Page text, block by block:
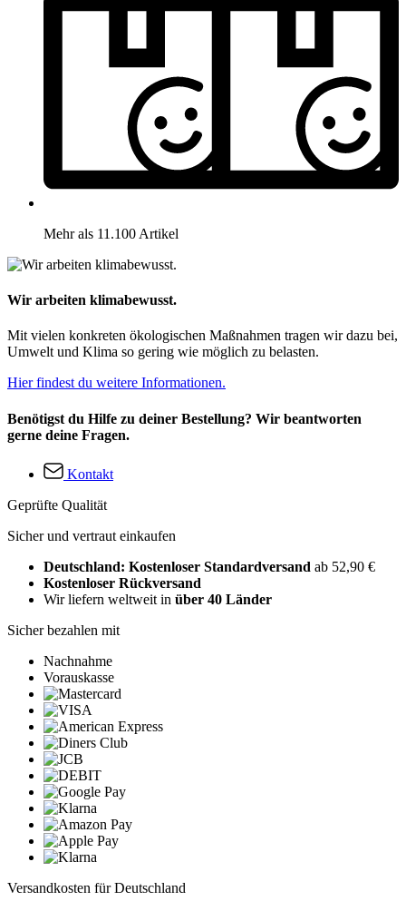
Mehr als 11.100 Artikel
Wir arbeiten klimabewusst.
Mit vielen konkreten ökologischen Maßnahmen tragen wir dazu bei,
Umwelt und Klima so gering wie möglich zu belasten.
Hier findest du weitere Informationen.
Benötigst du Hilfe zu deiner Bestellung? Wir beantworten
gerne deine Fragen.
Kontakt
Geprüfte Qualität
Sicher und vertraut einkaufen
Deutschland: Kostenloser Standardversand ab 52,90 €
Kostenloser Rückversand
Wir liefern weltweit in über 40 Länder
Sicher bezahlen mit
Nachnahme
Vorauskasse
Versandkosten für Deutschland